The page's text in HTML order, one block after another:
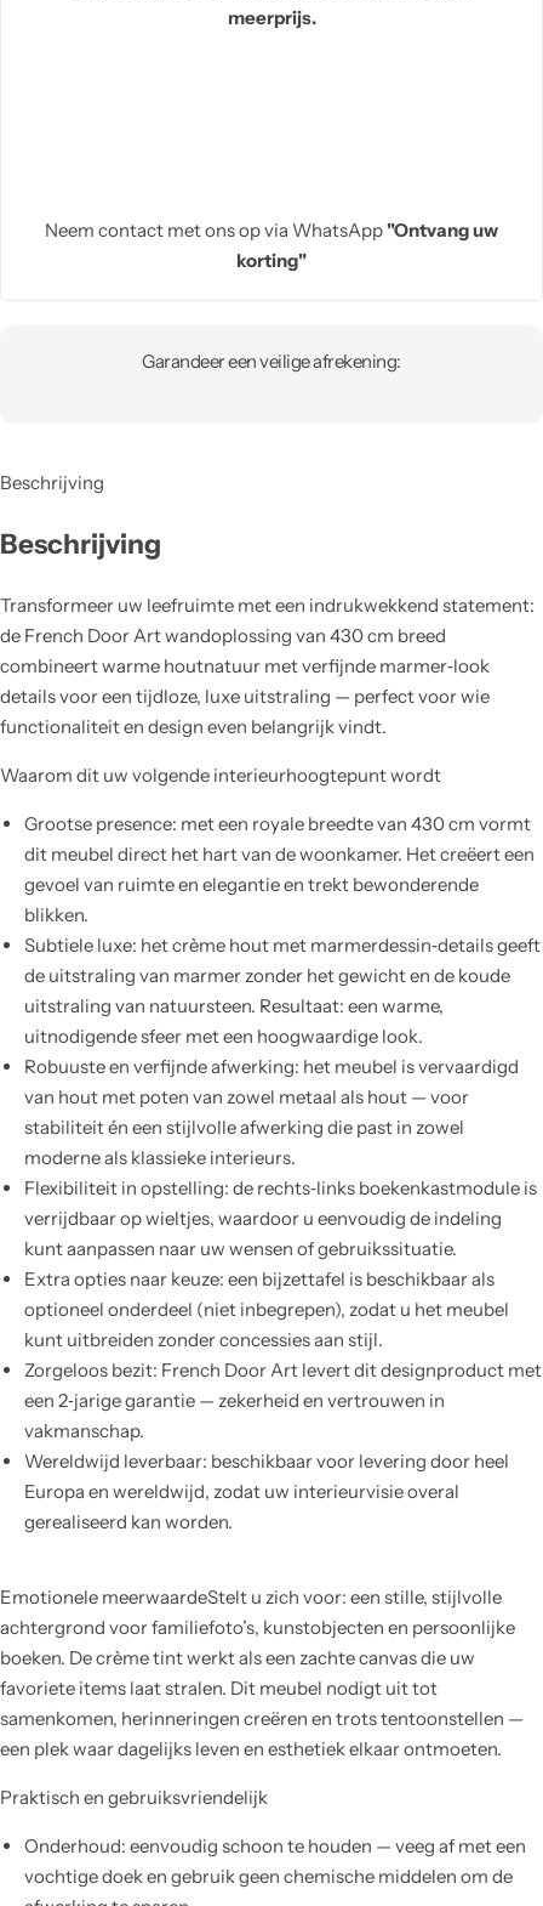
meerprijs.
Neem contact met ons op via WhatsApp"Ontvang uw
korting"
Garandeer een veilige afrekening:
Beschrijving
Beschrijving
Transformeer uw leefruimte met een indrukwekkend statement:
de French Door Art wandoplossing van 430 cm breed
combineert warme houtnatuur met verfijnde marmer‑look
details voor een tijdloze, luxe uitstraling — perfect voor wie
functionaliteit en design even belangrijk vindt.
Waarom dit uw volgende interieurhoogtepunt wordt
Grootse presence: met een royale breedte van 430 cm vormt
dit meubel direct het hart van de woonkamer. Het creëert een
gevoel van ruimte en elegantie en trekt bewonderende
blikken.
Subtiele luxe: het crème hout met marmerdessin‑details geeft
de uitstraling van marmer zonder het gewicht en de koude
uitstraling van natuursteen. Resultaat: een warme,
uitnodigende sfeer met een hoogwaardige look.
Robuuste en verfijnde afwerking: het meubel is vervaardigd
van hout met poten van zowel metaal als hout — voor
stabiliteit én een stijlvolle afwerking die past in zowel
moderne als klassieke interieurs.
Flexibiliteit in opstelling: de rechts‑links boekenkastmodule is
verrijdbaar op wieltjes, waardoor u eenvoudig de indeling
kunt aanpassen naar uw wensen of gebruikssituatie.
Extra opties naar keuze: een bijzettafel is beschikbaar als
optioneel onderdeel (niet inbegrepen), zodat u het meubel
kunt uitbreiden zonder concessies aan stijl.
Zorgeloos bezit: French Door Art levert dit designproduct met
een 2‑jarige garantie — zekerheid en vertrouwen in
vakmanschap.
Wereldwijd leverbaar: beschikbaar voor levering door heel
Europa en wereldwijd, zodat uw interieurvisie overal
gerealiseerd kan worden.
Emotionele meerwaardeStelt u zich voor: een stille, stijlvolle
achtergrond voor familiefoto’s, kunstobjecten en persoonlijke
boeken. De crème tint werkt als een zachte canvas die uw
favoriete items laat stralen. Dit meubel nodigt uit tot
samenkomen, herinneringen creëren en trots tentoonstellen —
een plek waar dagelijks leven en esthetiek elkaar ontmoeten.
Praktisch en gebruiksvriendelijk
Onderhoud: eenvoudig schoon te houden — veeg af met een
vochtige doek en gebruik geen chemische middelen om de